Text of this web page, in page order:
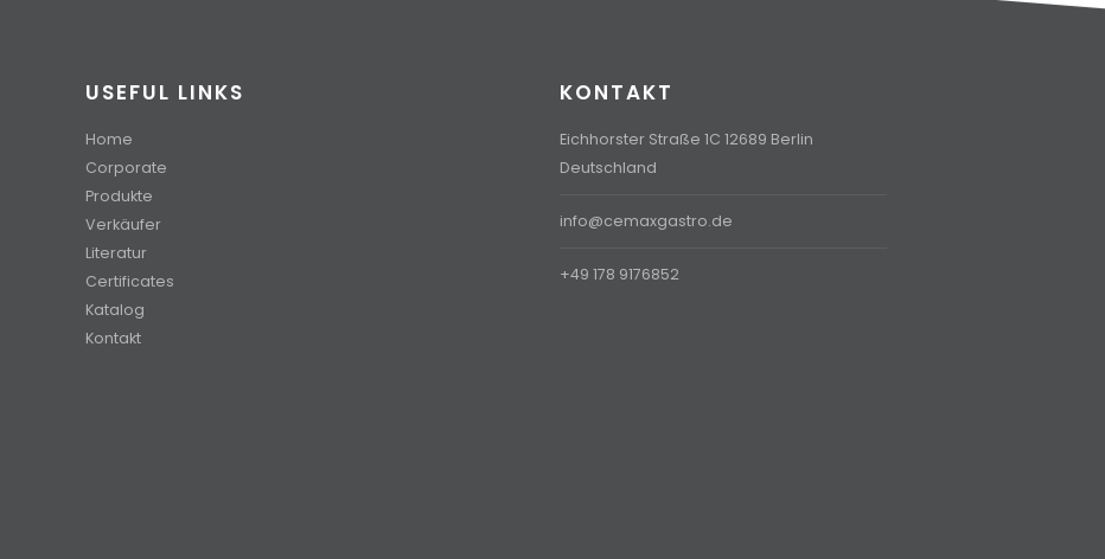
USEFUL LINKS
Home
Corporate
Produkte
Verkäufer
Literatur
Certificates
Katalog
Kontakt
KONTAKT
Eichhorster Straße 1C 12689 Berlin
Deutschland
info@cemaxgastro.de
+49 178 9176852